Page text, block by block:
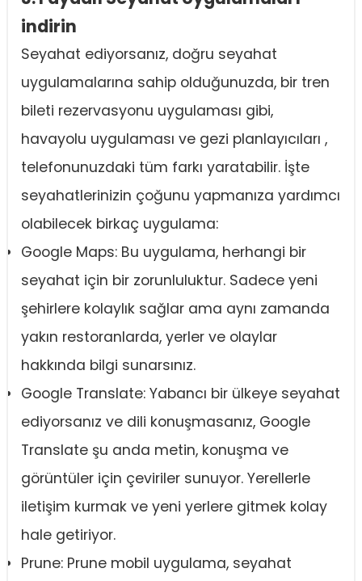
indirin
Seyahat ediyorsanız, doğru seyahat
uygulamalarına sahip olduğunuzda, bir tren
bileti rezervasyonu uygulaması gibi,
havayolu uygulaması ve gezi planlayıcıları ,
telefonunuzdaki tüm farkı yaratabilir. İşte
seyahatlerinizin çoğunu yapmanıza yardımcı
olabilecek birkaç uygulama:
Google Maps: Bu uygulama, herhangi bir
seyahat için bir zorunluluktur. Sadece yeni
şehirlere kolaylık sağlar ama aynı zamanda
yakın restoranlarda, yerler ve olaylar
hakkında bilgi sunarsınız.
Google Translate: Yabancı bir ülkeye seyahat
ediyorsanız ve dili konuşmasanız, Google
Translate şu anda metin, konuşma ve
görüntüler için çeviriler sunuyor. Yerellerle
iletişim kurmak ve yeni yerlere gitmek kolay
hale getiriyor.
Prune: Prune mobil uygulama, seyahat